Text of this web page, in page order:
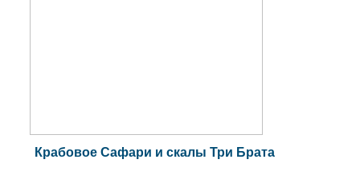
Крабовое Сафари и скалы Три Брата